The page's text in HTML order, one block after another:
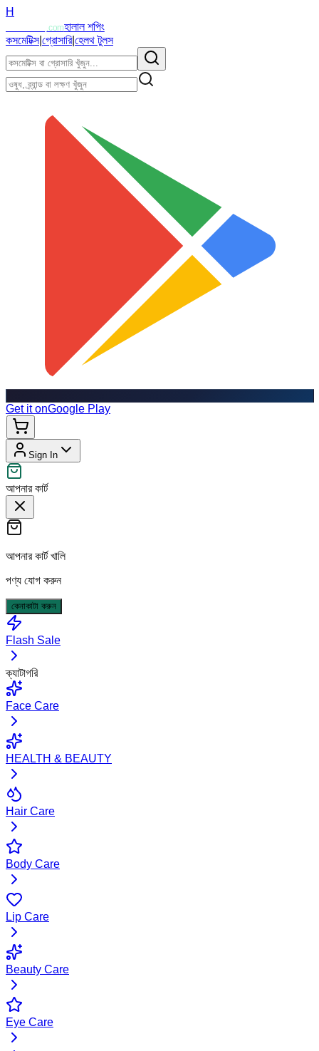
H
.comহালাল শপিং
কসমেটিক্স|গ্রোসারি|হেলথ টুলস
Get it onGoogle Play
Sign In
আপনার কার্ট
আপনার কার্ট খালি
পণ্য যোগ করুন
কেনাকাটা করুন
Flash Sale
ক্যাটাগরি
Face Care
HEALTH & BEAUTY
Hair Care
Body Care
Lip Care
Beauty Care
Eye Care